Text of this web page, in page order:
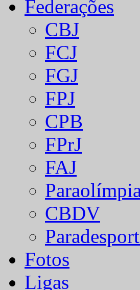
Federações
CBJ
FCJ
FGJ
FPJ
CPB
FPrJ
FAJ
CBDV
Fotos
Ligas